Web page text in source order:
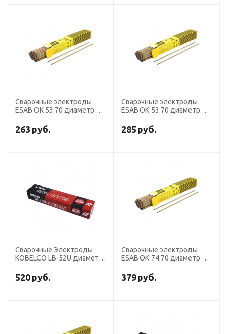
Сварочные электроды
ESAB OK 53.70 диаметр 3,2
263 руб.
Сварочные электроды
ESAB OK 53.70 диаметр 2,5
285 руб.
Сварочные Электроды
KOBELCO LB-52U диаметр
Э50А, пост+перем. ток,
основной)
520 руб.
Сварочные электроды
ESAB OK 74.70 диаметр 4,0
379 руб.